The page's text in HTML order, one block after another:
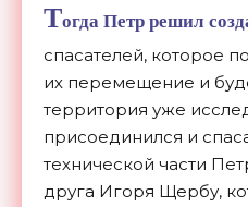
Тогда Петр решил
спасателей, которое
их перемещение и
территория уже
присоединился и
технической части
друга Игоря Щербу,